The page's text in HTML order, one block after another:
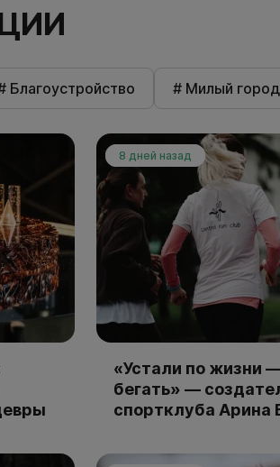
Благоустройство # Милый город
8 дней назад
«Устали по жизни
бегать» —
спортклуба Арина